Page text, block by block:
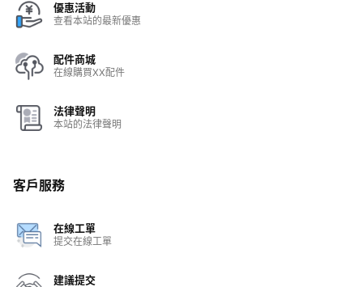
優惠活動
查看本站的最新優惠
配件商城
在線購買XX配件
法律聲明
本站的法律聲明
客戶服務
在線工單
提交在線工單
建議提交